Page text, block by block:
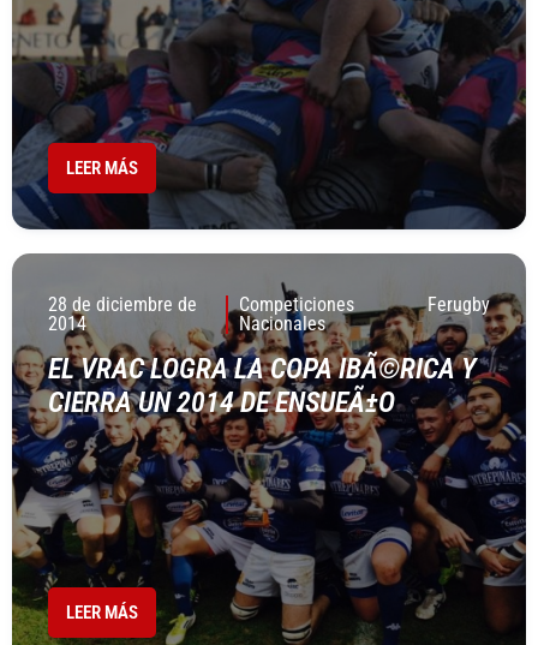
LEER MÁS
28 de diciembre de
2014
Competiciones
Nacionales
Ferugby
EL VRAC LOGRA LA COPA IBÃ©RICA Y
CIERRA UN 2014 DE ENSUEÃ±O
LEER MÁS